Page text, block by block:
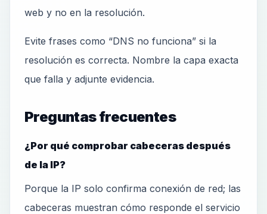
web y no en la resolución.
Evite frases como “DNS no funciona” si la
resolución es correcta. Nombre la capa exacta
que falla y adjunte evidencia.
Preguntas frecuentes
¿Por qué comprobar cabeceras después
de la IP?
Porque la IP solo confirma conexión de red; las
cabeceras muestran cómo responde el servicio